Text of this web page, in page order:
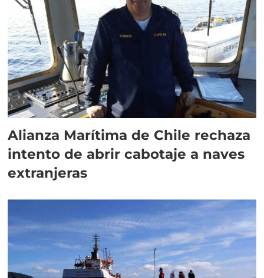
Alianza Marítima de Chile rechaza
intento de abrir cabotaje a naves
extranjeras